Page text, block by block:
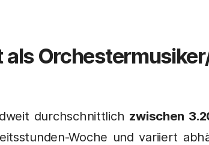
als
durchschnittlich zwischen
Woche und variiert